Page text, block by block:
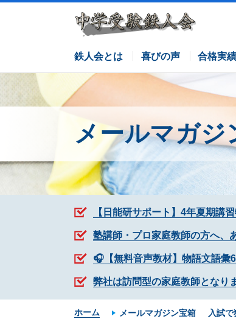
鉄人会とは 喜びの声 合格実績
サピックスコース
栄光ゼミナールコース
メールマガジ
【日能研サポート】4年夏期講
塾講師・プロ家庭教師の方へ、
🎧【無料音声教材】物語文語彙
弊社は訪問型の家庭教師となり
ホーム メールマガジン宝箱 入試